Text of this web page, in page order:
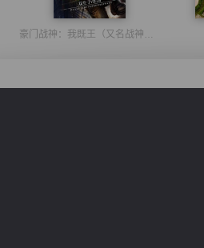
豪门战神：我既王（又名战神归来不败神婿修罗战神）